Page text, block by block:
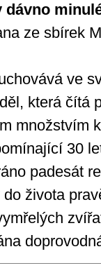
dávno
ze sbírek
ve
která čítá
množstvím
30
padesát
života